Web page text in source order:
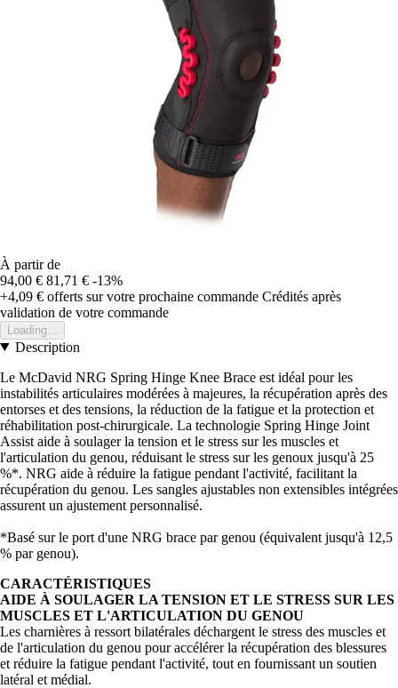
À partir de
94,00 € 81,71 € -13%
+4,09 € offerts sur votre prochaine commande Crédités après
validation de votre commande
Loading...
Description
Le McDavid NRG Spring Hinge Knee Brace est idéal pour les
instabilités articulaires modérées à majeures, la récupération après des
entorses et des tensions, la réduction de la fatigue et la protection et
réhabilitation post-chirurgicale. La technologie Spring Hinge Joint
Assist aide à soulager la tension et le stress sur les muscles et
l'articulation du genou, réduisant le stress sur les genoux jusqu'à 25
%*. NRG aide à réduire la fatigue pendant l'activité, facilitant la
récupération du genou. Les sangles ajustables non extensibles intégrées
assurent un ajustement personnalisé.
*Basé sur le port d'une NRG brace par genou (équivalent jusqu'à 12,5
% par genou).
CARACTÉRISTIQUES
AIDE À SOULAGER LA TENSION ET LE STRESS SUR LES
MUSCLES ET L'ARTICULATION DU GENOU
Les charnières à ressort bilatérales déchargent le stress des muscles et
de l'articulation du genou pour accélérer la récupération des blessures
et réduire la fatigue pendant l'activité, tout en fournissant un soutien
latéral et médial.